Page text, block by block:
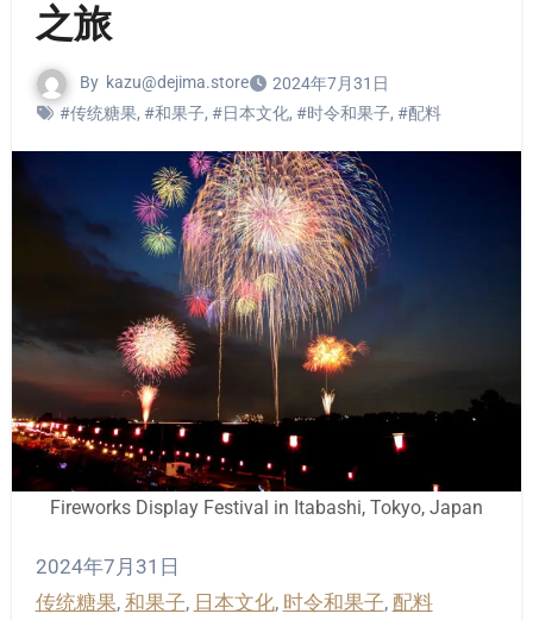
之旅
By kazu@dejima.store
2024年7月31日
#传统糖果, #和果子, #日本文化, #时令和果子, #配料
Fireworks Display Festival in Itabashi, Tokyo, Japan
2024年7月31日
传统糖果, 和果子, 日本文化, 时令和果子, 配料